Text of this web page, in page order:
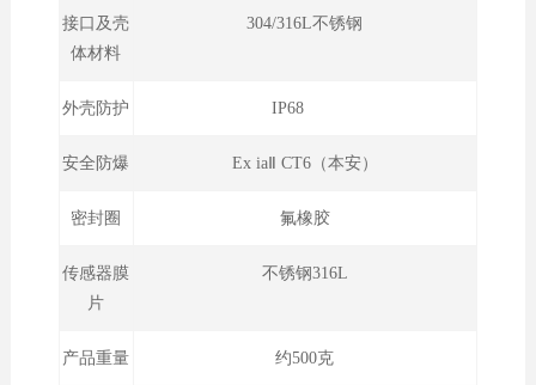
接口及壳
体材料
304/316L不锈钢
外壳防护 IP68
安全防爆 Ex iaⅡ CT6（本安）
密封圈 氟橡胶
传感器膜
片
不锈钢316L
产品重量 约500克